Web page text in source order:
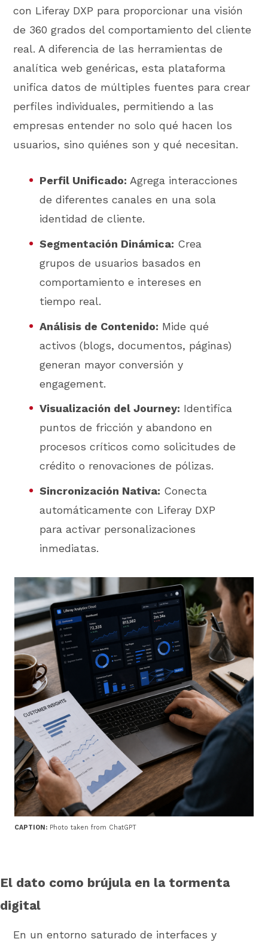
con Liferay DXP para proporcionar una visión
de 360 grados del comportamiento del cliente
real. A diferencia de las herramientas de
analítica web genéricas, esta plataforma
unifica datos de múltiples fuentes para crear
perfiles individuales, permitiendo a las
empresas entender no solo qué hacen los
usuarios, sino quiénes son y qué necesitan.
Perfil Unificado: Agrega interacciones
de diferentes canales en una sola
identidad de cliente.
Segmentación Dinámica: Crea
grupos de usuarios basados en
comportamiento e intereses en
tiempo real.
Análisis de Contenido: Mide qué
activos (blogs, documentos, páginas)
generan mayor conversión y
engagement.
Visualización del Journey: Identifica
puntos de fricción y abandono en
procesos críticos como solicitudes de
crédito o renovaciones de pólizas.
Sincronización Nativa: Conecta
automáticamente con Liferay DXP
para activar personalizaciones
inmediatas.
CAPTION: Photo taken from ChatGPT
El dato como brújula en la tormenta
digital
En un entorno saturado de interfaces y